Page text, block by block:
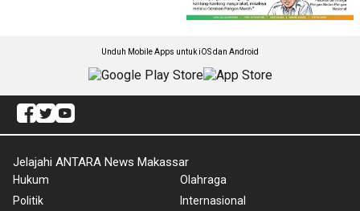
Unduh Mobile Apps untuk iOS dan Android
Jelajahi ANTARA News Makassar
Hukum
Politik
Olahraga
Internasional